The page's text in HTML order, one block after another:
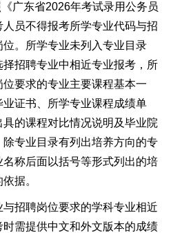
广东省2026年考试录用公务员
员不得报考所学专业代码与招
。所学专业未列入专业目录
择招聘专业中相近专业报考，所
要求的专业主要课程基本一
证书、所学专业课程成绩单
具的课程对比情况说明及毕业院
专业目录有列出培养方向的专
称后面以括号等形式列出的培
据。
招聘岗位要求的学科专业相近
需提供中文和外文版本的成绩